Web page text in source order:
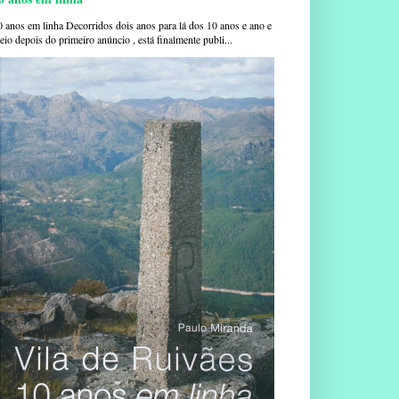
anos em linha Decorridos dois anos para lá dos 10 anos e ano e
depois do primeiro anúncio , está finalmente publi...